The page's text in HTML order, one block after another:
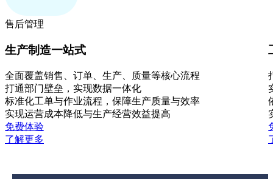
售后管理
生产制造一站式
全面覆盖销售、订单、生产、质量等核心流程
打通部门壁垒，实现数据一体化
标准化工单与作业流程，保障生产质量与效率
实现运营成本降低与生产经营效益提高
免费体验
了解更多